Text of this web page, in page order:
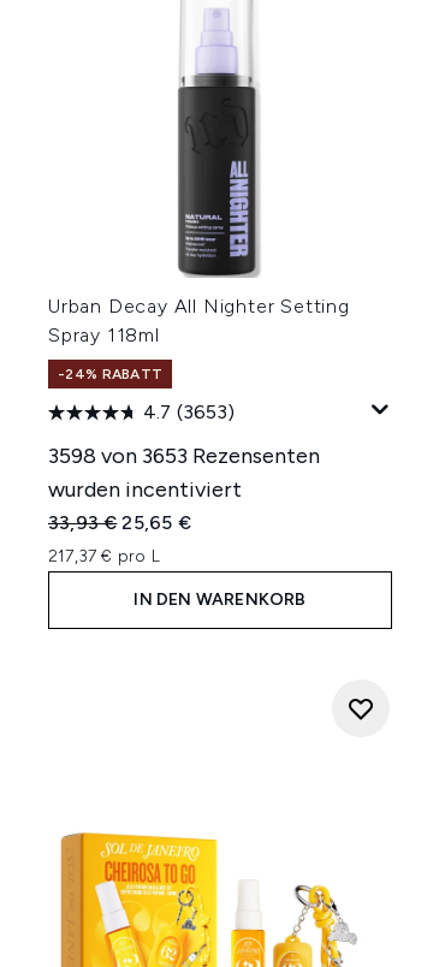
Urban Decay All Nighter Setting
Spray 118ml
-24% RABATT
4.7 (3653)
3598 von 3653 Rezensenten
wurden incentiviert
Unverbindliche Preisempfehlung:
33,93 €Aktueller Preis:
25,65 €
217,37 € pro L
IN DEN WARENKORB